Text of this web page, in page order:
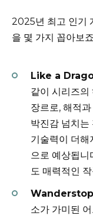
2025년 최고 인기
을 몇 가지 꼽아보
Like a
같이 시리즈의
장르로, 해적
박진감 넘치는
기술력이 더해
으로 예상됩니
도 매력적인
소가 가미된